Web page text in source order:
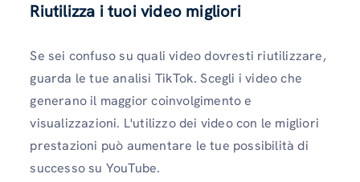
Riutilizza i tuoi video migliori
Se sei confuso su quali video dovresti riutilizzare,
guarda le tue analisi TikTok. Scegli i video che
generano il maggior coinvolgimento e
visualizzazioni. L'utilizzo dei video con le migliori
prestazioni può aumentare le tue possibilità di
successo su YouTube.